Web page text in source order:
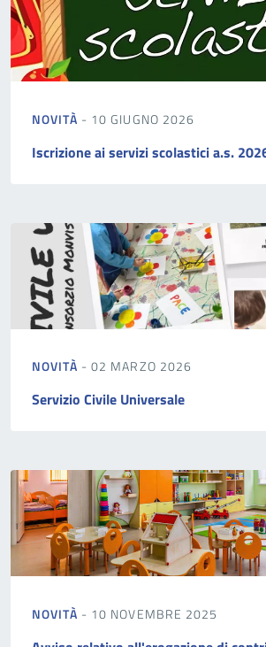
NOVITÀ - 10 GIUGNO 2026
Iscrizione ai servizi scolastici a.s.
NOVITÀ - 02 MARZO 2026
Servizio Civile Universale
NOVITÀ - 10 NOVEMBRE 2025